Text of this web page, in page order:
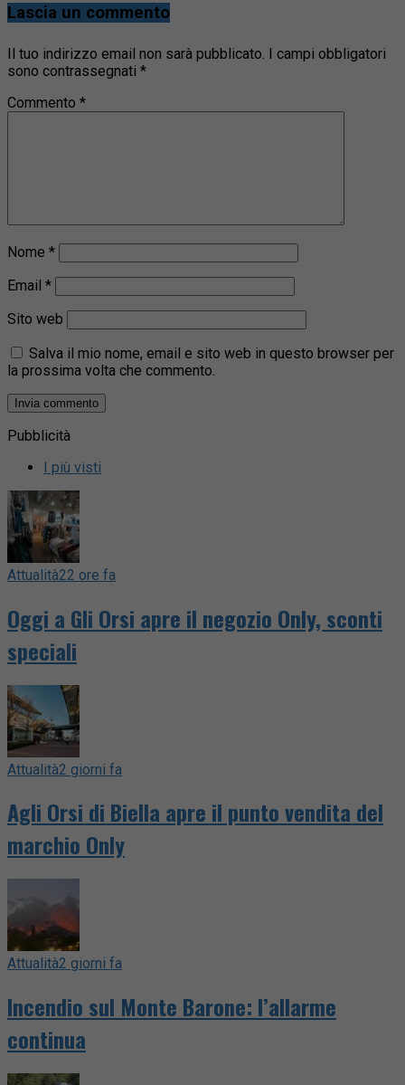
Lascia un commento
Il tuo indirizzo email non sarà pubblicato. I campi obbligatori
sono contrassegnati *
Commento *
Nome *
Email *
Sito web
Salva il mio nome, email e sito web in questo browser per
la prossima volta che commento.
Pubblicità
I più visti
Attualità22 ore fa
Oggi a Gli Orsi apre il negozio Only, sconti
speciali
Attualità2 giorni fa
Agli Orsi di Biella apre il punto vendita del
marchio Only
Attualità2 giorni fa
Incendio sul Monte Barone: l’allarme
continua